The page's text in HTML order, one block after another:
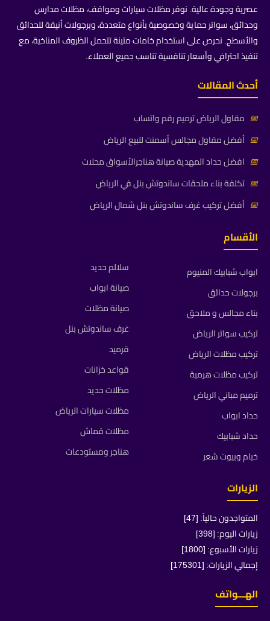
عصرية وجودة عالية. نوفر مظلات سيارات ومواقف، مظلات مدارس
وحدائق، سواتر حماية وخصوصية بأنواع متعددة، وبرجولات أنيقة للحدائق
والأسطح. نحرص على استخدام خامات متينة تتحمل الظروف المناخية، مع
تنفيذ احترافي وأسعار تنافسية تناسب جميع العملاء.
أحدث المقالات
📅 مقاول الرياض ترميم رقم واتساب
📅 أفضل مقاول مجالس أسمنت للبيع الرياض
📅 افضل حداد المهدية صيانة هناجرالأسواق محلات
📅 تكلفة بناء ملحقات ساندوتش بنل في الرياض
📅 أفضل تركيب غرف ساندوتش بنل شمال الرياض
الأقسام
ابواب شبابيك المنيوم
برجولات حدائق
بناء مجالس و ملاحق
تركيب سواتر الرياض
تركيب مظلات الرياض
تركيب مظلات هرمية
ترميم مباني الرياض
حداد ابواب
حداد شبابيك
خيام وبيوت شعر
سلالم حديد
صيانة ابواب
صيانة مظلات
غرف ساندوتش بنل
قرميد
قواعد خزانات
مظلات حديد
مظلات سيارات الرياض
مظلات قماش
هناجر ومستودعات
الزيارات
المتواجدون حالياً: [47]
زيارات اليوم: [398]
زيارات الأسبوع: [1800]
إجمالي الزيارات: [175301]
الهـــواتف